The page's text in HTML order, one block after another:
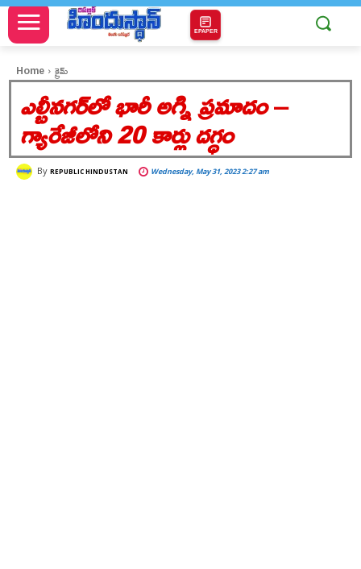
EPAPER
Home క్రైమ్
ఎల్బీనగర్‌లో భారీ అగ్ని ప్రమాదం–
గ్యారేజీలోని 20 కార్లు దగ్ధం
By REPUBLIC HINDUSTAN Wednesday, May 31, 2023 2:27 am